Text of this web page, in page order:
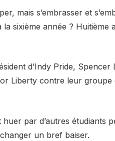
mais s’embrasser et
sixième année ? Huitième
d’Indy Pride, Spencer
Liberty contre leur groupe
par d’autres étudiants
un bref baiser.